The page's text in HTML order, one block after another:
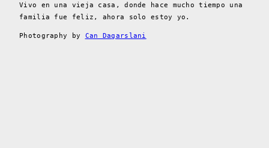
Vivo en una vieja casa, donde hace mucho tiempo una
familia fue feliz, ahora solo estoy yo.
Photography by Can Dagarslani